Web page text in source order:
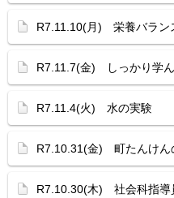
R7.11.10(月) 栄養バラン
R7.11.7(金) しっかり学
R7.11.4(火) 水の実験
R7.10.31(金) 町たんけん
R7.10.30(木) 社会科指導